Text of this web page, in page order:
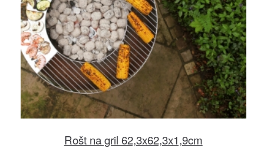
Rošt na gril 62,3x62,3x1,9cm